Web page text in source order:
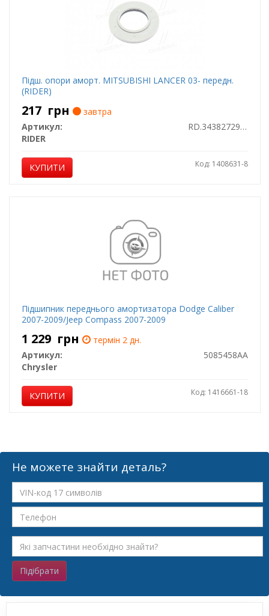
Підш. опори аморт. MITSUBISHI LANCER 03- передн.
(RIDER)
217 грн
завтра
Артикул:
RD.3438272946
RIDER
КУПИТИ Код: 1408631-8
Підшипник переднього амортизатора Dodge Caliber
2007-2009/Jeep Compass 2007-2009
1 229 грн
термін 2 дн.
Артикул:
5085458AA
Chrysler
КУПИТИ Код: 1416661-18
Не можете знайти деталь?
Підібрати